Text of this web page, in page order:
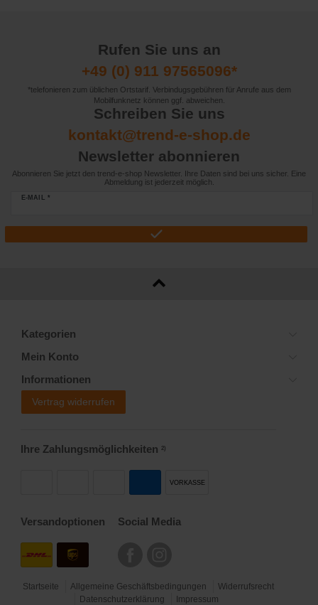
Rufen Sie uns an
+49 (0) 911 97565096*
*telefonieren zum üblichen Ortstarif. Verbindugsgebühren für Anrufe aus dem
Mobilfunknetz können ggf. abweichen.
Schreiben Sie uns
kontakt@trend-e-shop.de
Newsletter abonnieren
Abonnieren Sie jetzt den trend-e-shop Newsletter. Ihre Daten sind bei uns sicher. Eine
Abmeldung ist jederzeit möglich.
E-MAIL *
Kategorien
Mein Konto
Informationen
Vertrag widerrufen
Ihre Zahlungsmöglichkeiten 2)
VORKASSE
Versandoptionen Social Media
Startseite Allgemeine Geschäftsbedingungen
Widerrufsrecht
Datenschutzerklärung
Impressum